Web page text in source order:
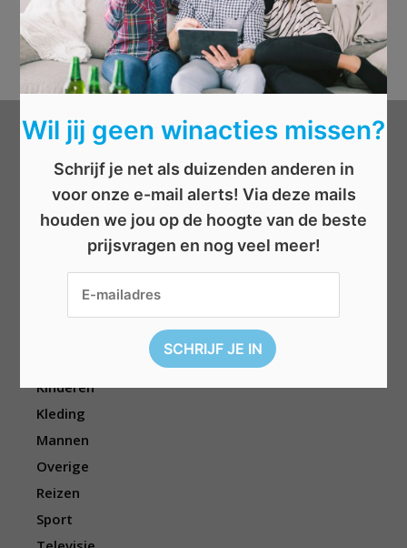
Categorieën
Beauty
Boeken
Kinderen
Kleding
Mannen
Overige
Reizen
Sport
Wil jij geen winacties missen?
Schrijf je net als duizenden anderen in
voor onze e-mail alerts! Via deze mails
houden we jou op de hoogte van de beste
prijsvragen en nog veel meer!